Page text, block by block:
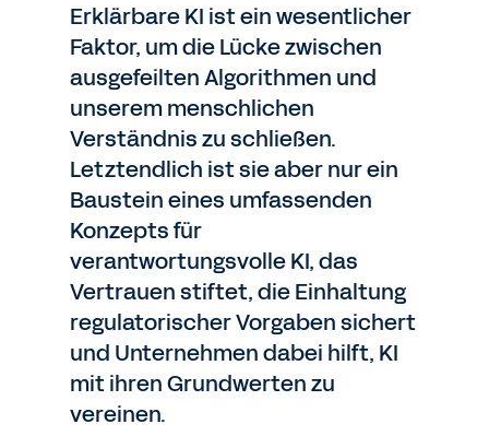
Erklärbare KI ist ein wesentlicher
Faktor, um die Lücke zwischen
ausgefeilten Algorithmen und
unserem menschlichen
Verständnis zu schließen.
Letztendlich ist sie aber nur ein
Baustein eines umfassenden
Konzepts für
verantwortungsvolle KI, das
Vertrauen stiftet, die Einhaltung
regulatorischer Vorgaben sichert
und Unternehmen dabei hilft, KI
mit ihren Grundwerten zu
vereinen.